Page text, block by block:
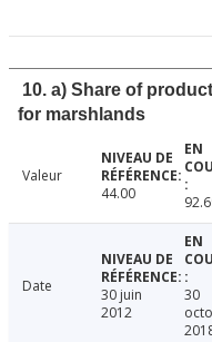
10. a) Share of
for marshlands
Valeur
44.00
Date
30 juin
2012
30